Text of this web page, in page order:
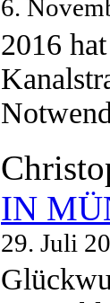
6.
2016
IN
29. Juli